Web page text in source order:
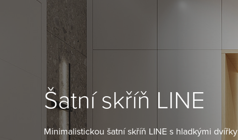
Šatní skříň LINE
Minimalistickou šatní skříň LINE s hladkými dvířky